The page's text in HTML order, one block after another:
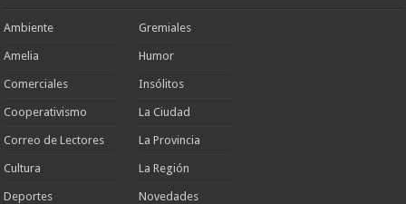
Ambiente
Amelia
Comerciales
Cooperativismo
Correo de Lectores
Cultura
Deportes
Gremiales
Humor
Insólitos
La Ciudad
La Provincia
La Región
Novedades